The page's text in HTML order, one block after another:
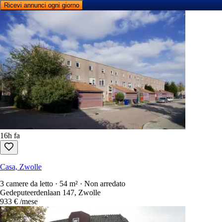
Ricevi annunci ogni giorno
16h fa
Casa, Zwolle
3 camere da letto · 54 m² · Non arredato
Gedeputeerdenlaan 147, Zwolle
933 € /mese